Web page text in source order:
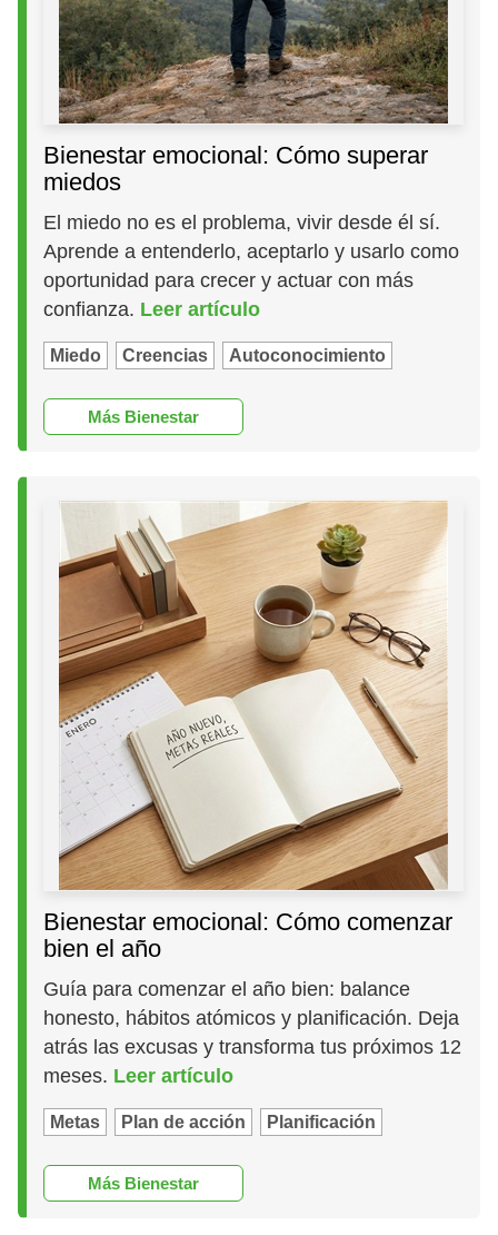
Bienestar emocional: Cómo superar
miedos
El miedo no es el problema, vivir desde él sí.
Aprende a entenderlo, aceptarlo y usarlo como
oportunidad para crecer y actuar con más
confianza. Leer artículo
Miedo Creencias Autoconocimiento
Más Bienestar
Bienestar emocional: Cómo comenzar
bien el año
Guía para comenzar el año bien: balance
honesto, hábitos atómicos y planificación. Deja
atrás las excusas y transforma tus próximos 12
meses. Leer artículo
Metas Plan de acción Planificación
Más Bienestar